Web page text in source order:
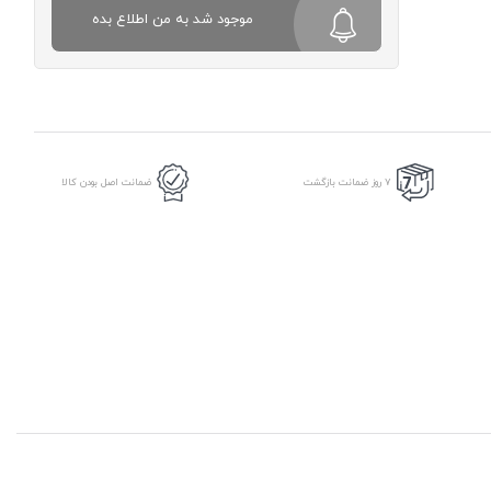
موجود شد به من اطلاع بده
7 روز ضمانت بازگشت ضمانت اصل بودن کالا